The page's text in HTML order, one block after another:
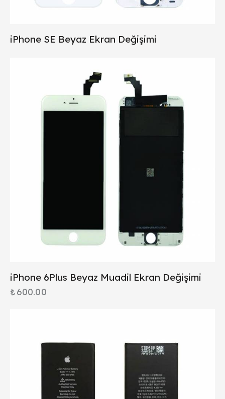
iPhone SE Beyaz Ekran Değişimi
iPhone 6Plus Beyaz Muadil Ekran Değişimi
₺600.00